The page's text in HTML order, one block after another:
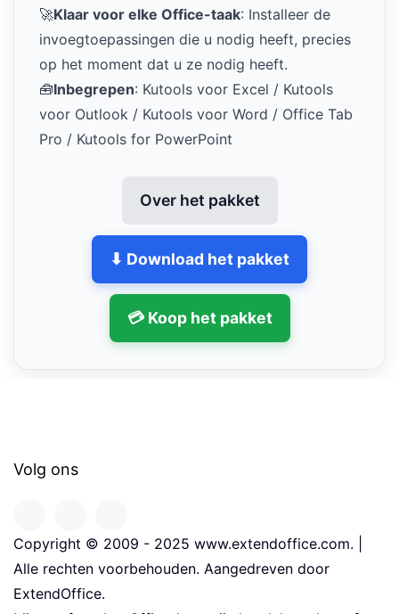
🚀Klaar voor elke Office-taak: Installeer de
invoegtoepassingen die u nodig heeft, precies
op het moment dat u ze nodig heeft.
🧰Inbegrepen: Kutools voor Excel / Kutools
voor Outlook / Kutools voor Word / Office Tab
Pro / Kutools for PowerPoint
Over het pakket
⬇ Download het pakket
💳 Koop het pakket
Volg ons
Copyright © 2009 - 2025 www.extendoffice.com. |
Alle rechten voorbehouden. Aangedreven door
ExtendOffice.